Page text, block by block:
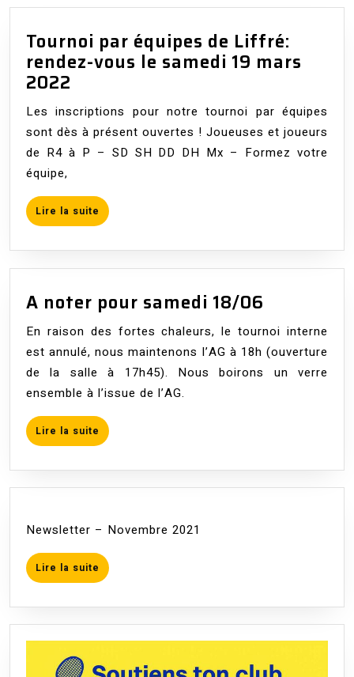
Tournoi par équipes de Liffré:
rendez-vous le samedi 19 mars
2022
par
équipes
de
Liffré:
vous
le
samedi
19
2022
Les inscriptions pour notre tournoi par équipes
sont dès à présent ouvertes ! Joueuses et joueurs
de R4 à P – SD SH DD DH Mx – Formez votre
équipe,
Lire la suite Lire
la
A noter pour samedi 18/06
noter
pour
samedi
18/06
En raison des fortes chaleurs, le tournoi interne
est annulé, nous maintenons l’AG à 18h (ouverture
de la salle à 17h45). Nous boirons un verre
ensemble à l’issue de l’AG.
Lire la suite Lire
la
Newsletter – Novembre 2021
Lire la suite Lire
la